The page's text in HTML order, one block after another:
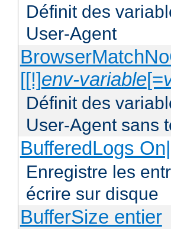
Définit des
User-Agent
[[!]env-variable[=
Définit des
User-Agent sans
BufferedLogs
Enregistre les
écrire sur disque
BufferSize entier